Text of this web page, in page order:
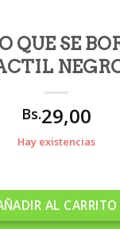
QUE SE
Bs.29,00
Hay existencias
BORRA PILOT
AL CARRITO